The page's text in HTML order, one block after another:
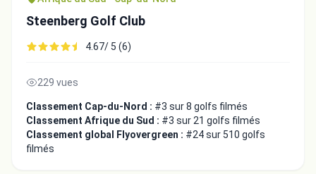
Steenberg Golf Club
4.67/ 5 (6)
229 vues
Classement Cap-du-Nord : #3 sur 8 golfs filmés
Classement Afrique du Sud : #3 sur 21 golfs filmés
Classement global Flyovergreen : #24 sur 510 golfs
filmés